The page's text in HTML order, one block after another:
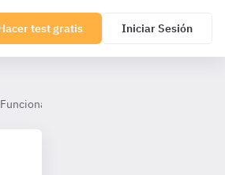
test gratis Iniciar Sesión
de la Unión Europea